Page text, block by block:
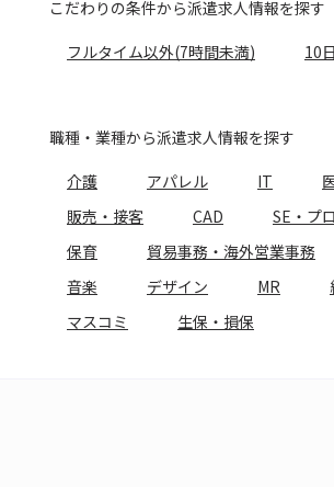
こだわりの条件から派遣求人情報を探す
フルタイム以外(7時間未満)
10
職種・業種から派遣求人情報を探す
介護
アパレル IT
販売・接客
CAD SE・プ
保育
貿易事務・海外営業事務
音楽
デザイン MR
マスコミ
生保・損保